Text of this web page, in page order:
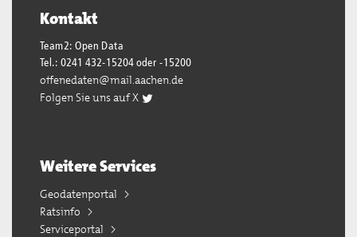
Kontakt
Team2: Open Data
Tel.: 0241 432-15204 oder -15200
offenedaten@mail.aachen.de
Folgen Sie uns auf X
Weitere Services
Geodatenportal
Ratsinfo
Serviceportal